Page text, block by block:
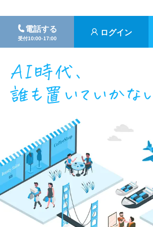
電話する
受付10:00-17:00 ログイン